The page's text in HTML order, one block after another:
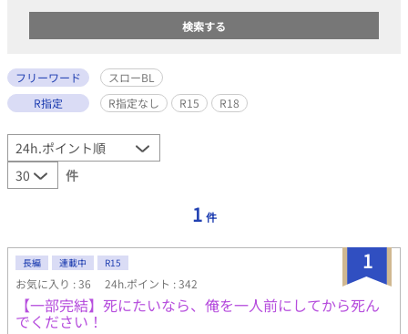
フリーワード
スローBL
R指定
R指定なし R15 R18
件
1 件
1
長編 連載中 R15
お気に入り : 36 24h.ポイント : 342
【一部完結】死にたいなら、俺を一人前にしてから死ん
でください！